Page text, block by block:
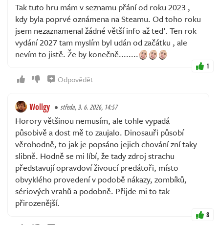
Tak tuto hru mám v seznamu přání od roku 2023 ,
kdy byla poprvé oznámena na Steamu. Od toho roku
jsem nezaznamenal žádné větší info až teď. Ten rok
vydání 2027 tam myslím byl udán od začátku , ale
nevím to jistě. Že by konečně........
1
Odpovědět
Wollgy středa, 3. 6. 2026, 14:57
Horory většinou nemusím, ale tohle vypadá
působivě a dost mě to zaujalo. Dinosauři působí
věrohodně, to jak je popsáno jejich chování zní taky
slibně. Hodně se mi líbí, že tady zdroj strachu
představují opravdoví živoucí predátoři, místo
obvyklého provedení v podobě nákazy, zombíků,
sériových vrahů a podobně. Přijde mi to tak
přirozenější.
8